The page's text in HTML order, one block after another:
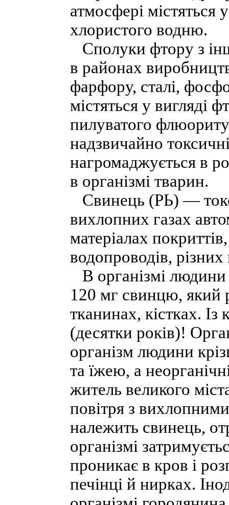
атмосфері містяться
хлористого водню.
Сполуки фтору з
в районах
фарфору, сталі,
містяться у вигляді
пилуватого
надзвичайно
нагромаджується в
в організмі тварин.
Свинець (РЬ) —
вихлопних газах
матеріалах
водопроводів,
В організмі людини
120 мг свинцю, який
тканинах, кістках. Із
(десятки років)!
організм людини
та їжею, а
житель великого
повітря з
належить свинець,
організмі
проникає в кров і
печінці й нирках.